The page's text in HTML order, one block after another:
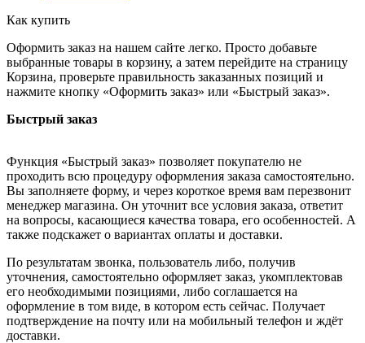
Как купить
Оформить заказ на нашем сайте легко. Просто добавьте
выбранные товары в корзину, а затем перейдите на страницу
Корзина, проверьте правильность заказанных позиций и
нажмите кнопку «Оформить заказ» или «Быстрый заказ».
Быстрый заказ
Функция «Быстрый заказ» позволяет покупателю не
проходить всю процедуру оформления заказа самостоятельно.
Вы заполняете форму, и через короткое время вам перезвонит
менеджер магазина. Он уточнит все условия заказа, ответит
на вопросы, касающиеся качества товара, его особенностей. А
также подскажет о вариантах оплаты и доставки.
По результатам звонка, пользователь либо, получив
уточнения, самостоятельно оформляет заказ, укомплектовав
его необходимыми позициями, либо соглашается на
оформление в том виде, в котором есть сейчас. Получает
подтверждение на почту или на мобильный телефон и ждёт
доставки.